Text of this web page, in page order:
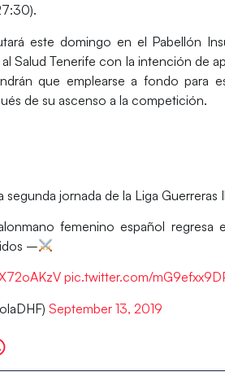
este domingo en el Pabellón
alSalud Tenerife con la intención de
que emplearse a fondo para
de su ascenso a la competición.
segunda jornada de la Liga Guerreras
femenino español
–
pic.twitter.com/
September 13, 2019